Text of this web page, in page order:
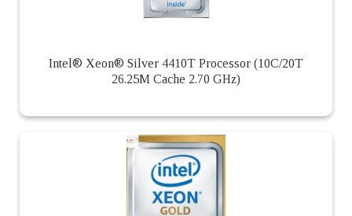
Intel® Xeon® Silver 4410T Processor (10C/20T
26.25M Cache 2.70 GHz)